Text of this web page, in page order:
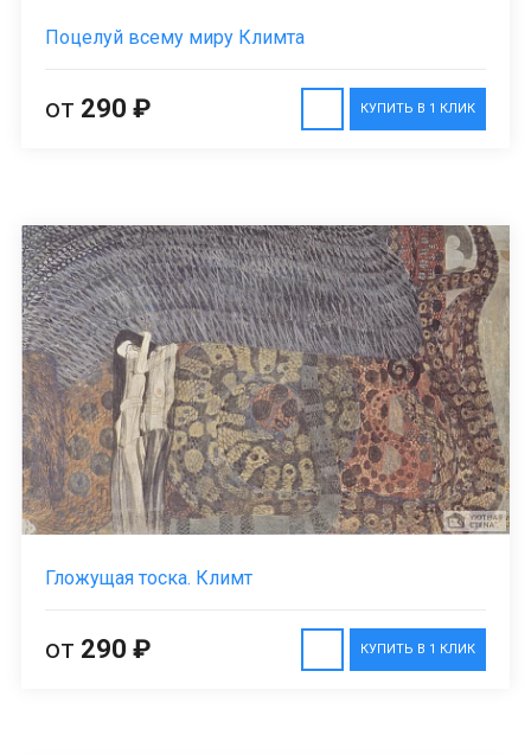
Поцелуй всему миру Климта
КУПИТЬ В 1 КЛИК
от 290 ₽
Гложущая тоска. Климт
КУПИТЬ В 1 КЛИК
от 290 ₽